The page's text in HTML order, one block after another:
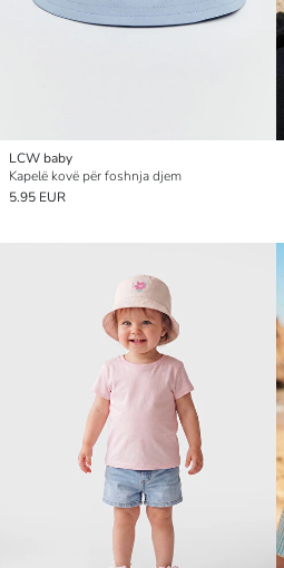
LCW baby
Kapelë kovë për foshnja djem
5.95 EUR